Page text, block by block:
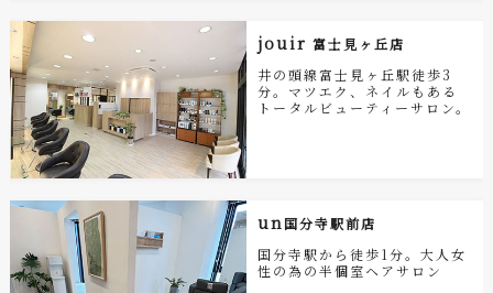
jouir 富士見ヶ丘店
井の頭線富士見ヶ丘駅徒歩3
分。マツエク、ネイルもある
トータルビューティーサロン。
un 国分寺駅前店
国分寺駅から徒歩1分。大人女
性の為の半個室ヘアサロン